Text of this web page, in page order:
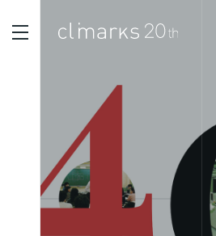
STRENGTH
選ばれる理由
SERVICE
サービス